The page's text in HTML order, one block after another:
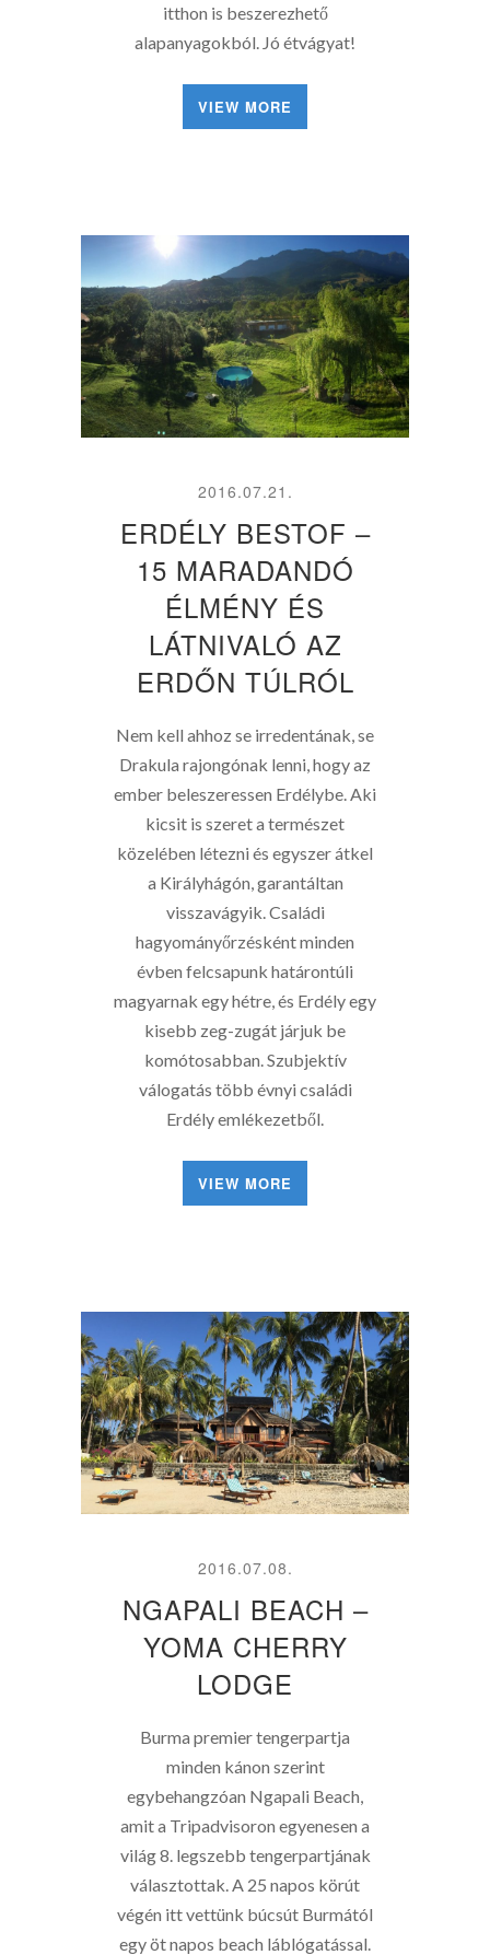
itthon is beszerezhető
alapanyagokból. Jó étvágyat!
VIEW MORE
2016.07.21.
ERDÉLY BESTOF –
15 MARADANDÓ
ÉLMÉNY ÉS
LÁTNIVALÓ AZ
ERDŐN TÚLRÓL
Nem kell ahhoz se irredentának, se
Drakula rajongónak lenni, hogy az
ember beleszeressen Erdélybe. Aki
kicsit is szeret a természet
közelében létezni és egyszer átkel
a Királyhágón, garantáltan
visszavágyik. Családi
hagyományőrzésként minden
évben felcsapunk határontúli
magyarnak egy hétre, és Erdély egy
kisebb zeg-zugát járjuk be
komótosabban. Szubjektív
válogatás több évnyi családi
Erdély emlékezetből.
VIEW MORE
2016.07.08.
NGAPALI BEACH –
YOMA CHERRY
LODGE
Burma premier tengerpartja
minden kánon szerint
egybehangzóan Ngapali Beach,
amit a Tripadvisoron egyenesen a
világ 8. legszebb tengerpartjának
választottak. A 25 napos körút
végén itt vettünk búcsút Burmától
egy öt napos beach láblógatással.